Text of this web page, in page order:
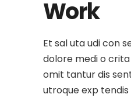
Work
Et sal uta udi con
dolore medi o
omit tantur dis
utroque exp